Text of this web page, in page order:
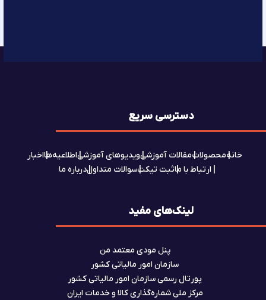
لینک‌های مفید
پنل مودی معتمد من
سازمان امور مالیاتی کشور
پورتال رسمی سازمان امور مالیاتی کشور
مرکز ملی شماره‌گذاری کالا و خدمات ایران
دسترسی سریع
خانهمحصولاتمقالات آموزشیویدیوهای آموزشیاطلاعیه‌هااخبار
ارتباط با ماثبت تیکتسوالات متداول درباره ما